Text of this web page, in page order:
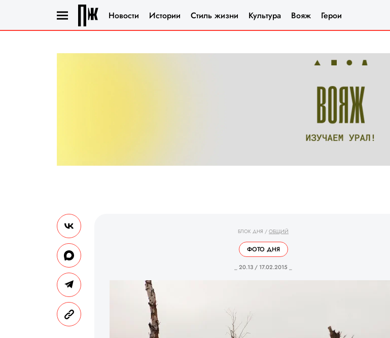
Новости Истории Стиль жизни Культура Вояж Герои
БЛОК ДНЯ / ОБЩИЙ
ФОТО ДНЯ
_ 20.13 / 17.02.2015 _